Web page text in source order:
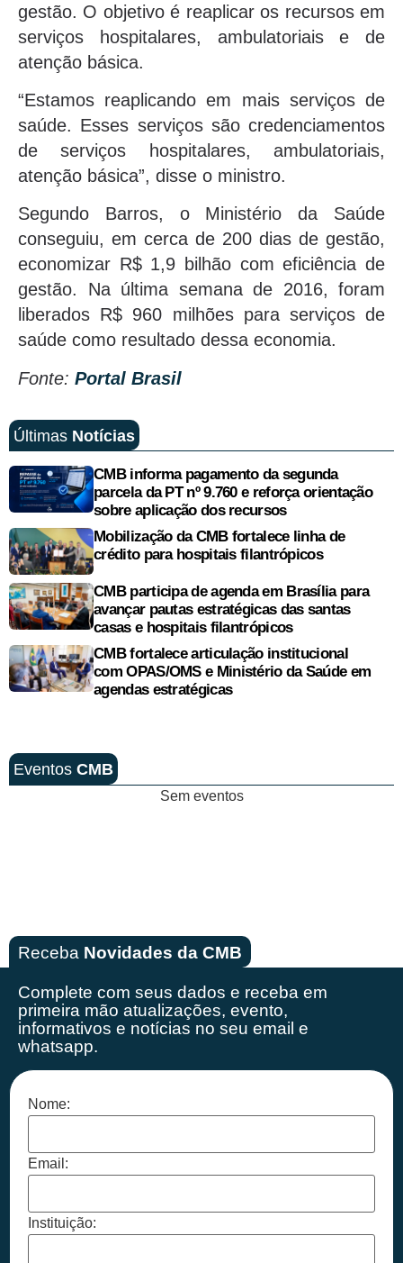
gestão. O objetivo é reaplicar os recursos em
serviços hospitalares, ambulatoriais e de
atenção básica.
“Estamos reaplicando em mais serviços de
saúde. Esses serviços são credenciamentos
de serviços hospitalares, ambulatoriais,
atenção básica”, disse o ministro.
Segundo Barros, o Ministério da Saúde
conseguiu, em cerca de 200 dias de gestão,
economizar R$ 1,9 bilhão com eficiência de
gestão. Na última semana de 2016, foram
liberados R$ 960 milhões para serviços de
saúde como resultado dessa economia.
Fonte: Portal Brasil
Últimas Notícias
CMB informa pagamento da segunda
parcela da PT nº 9.760 e reforça orientação
sobre aplicação dos recursos
Mobilização da CMB fortalece linha de
crédito para hospitais filantrópicos
CMB participa de agenda em Brasília para
avançar pautas estratégicas das santas
casas e hospitais filantrópicos
CMB fortalece articulação institucional
com OPAS/OMS e Ministério da Saúde em
agendas estratégicas
Eventos CMB
Sem eventos
Receba Novidades da CMB
Complete com seus dados e receba em
primeira mão atualizações, evento,
informativos e notícias no seu email e
whatsapp.
Nome:
Email:
Instituição: